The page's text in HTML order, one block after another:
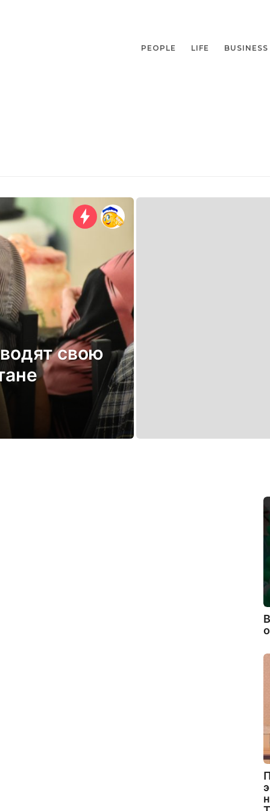
PEOPLE LIFE BUSINESS
свою